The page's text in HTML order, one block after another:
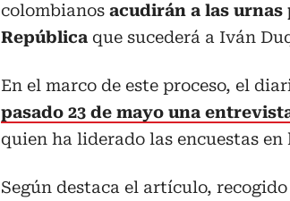
colombianos acudirán a las
República que sucederá a Iván
En el marco de este proceso, el
pasado 23 de mayo una
quien ha liderado las encuestas en
Según destaca el artículo,